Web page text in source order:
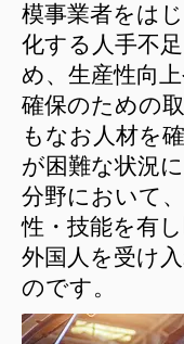
模事業者をは
化する人手不
め、生産性向
確保のための
もなお人材を
が困難な状況
分野において
性・技能を有
外国人を受け
のです。